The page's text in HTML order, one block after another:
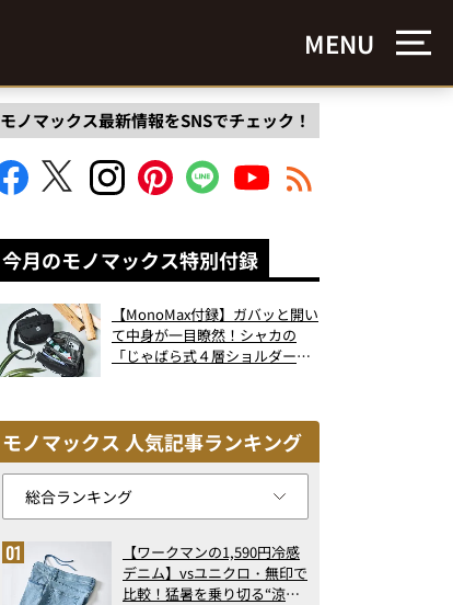
MENU
モノマックス最新情報をSNSでチェック！
今月のモノマックス特別付録
【MonoMax付録】ガバッと開い
て中身が一目瞭然！シャカの
「じゃばら式４層ショルダーバ
モノマックス 人気記事ランキング
【ワークマンの1,590円冷感
デニム】vsユニクロ・無印で
比較！猛暑を乗り切る“涼感